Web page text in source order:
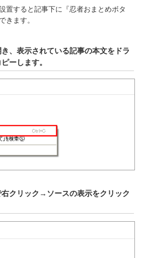
置すると記事下に『忍者おまとめボタ
きます。
、表示されている記事の本文をドラ
ーします。
右クリック→ソースの表示をクリック